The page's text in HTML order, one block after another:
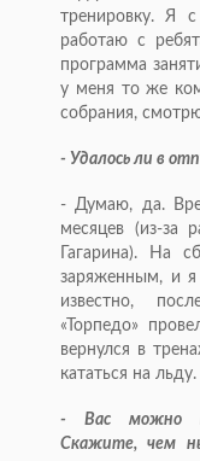
тренировку. Я
работаю с
программа
у меня то же
собрания,
- Удалось ли в
- Думаю, да.
месяцев (из-за
Гагарина). На
заряженным, и
известно,
«Торпедо»
вернулся в
кататься на льду.
- Вас можно
Скажите, чем